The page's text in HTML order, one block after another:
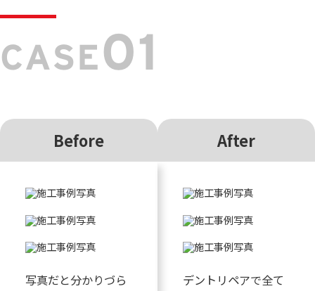
CASE01
Before
写真だと分かりづら
After
デントリペアで全て